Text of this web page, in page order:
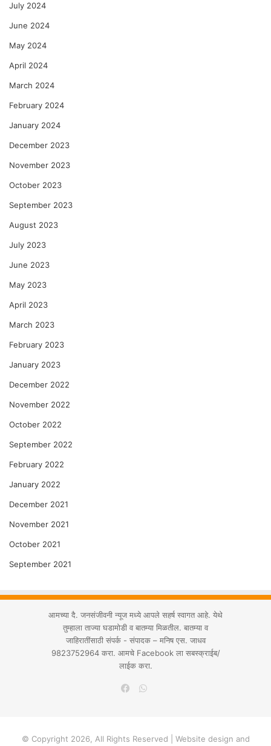
July 2024
June 2024
May 2024
April 2024
March 2024
February 2024
January 2024
December 2023
November 2023
October 2023
September 2023
August 2023
July 2023
June 2023
May 2023
April 2023
March 2023
February 2023
January 2023
December 2022
November 2022
October 2022
September 2022
February 2022
January 2022
December 2021
November 2021
October 2021
September 2021
आमच्या दै. जनसंजीवनी न्यूज मध्ये आपले सहर्ष स्वागत आहे. येथे
तुम्हाला ताज्या घडामोडी व बातम्या मिळतील. बातम्या व
जाहिरातींसाठी संपर्क - संपादक – मनिष एस. जाधव
9823752964 करा. आमचे Facebook ला सबस्क्राईब/
लाईक करा.
WhatsApp
© Copyright 2026, All Rights Reserved | Website design and